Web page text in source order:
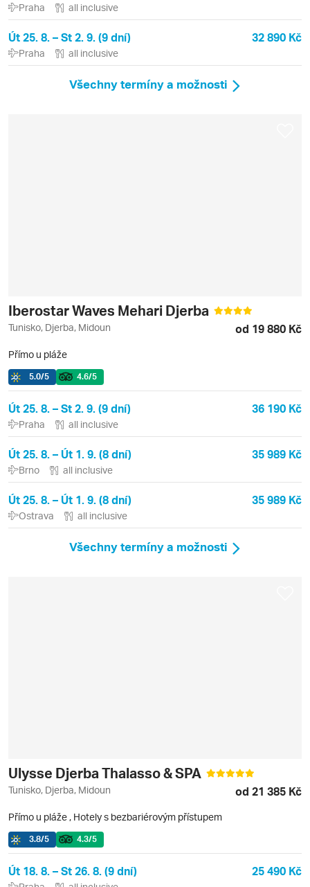
Praha all inclusive
Út 25. 8. – St 2. 9. (9 dní) 32 890 Kč
Praha all inclusive
Všechny termíny a možnosti
Iberostar Waves Mehari Djerba
Tunisko, Djerba, Midoun od 19 880 Kč
Přímo u pláže
5.0/5 4.6/5
Út 25. 8. – St 2. 9. (9 dní) 36 190 Kč
Praha all inclusive
Út 25. 8. – Út 1. 9. (8 dní) 35 989 Kč
Brno all inclusive
Út 25. 8. – Út 1. 9. (8 dní) 35 989 Kč
Ostrava all inclusive
Všechny termíny a možnosti
Ulysse Djerba Thalasso & SPA
Tunisko, Djerba, Midoun od 21 385 Kč
Přímo u pláže , Hotely s bezbariérovým přístupem
3.8/5 4.3/5
Út 18. 8. – St 26. 8. (9 dní) 25 490 Kč